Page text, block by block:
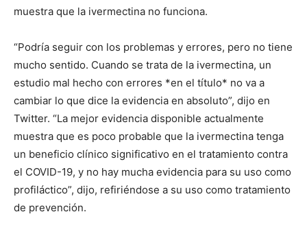
muestra que la ivermectina no funciona.
“Podría seguir con los problemas y errores, pero no tiene
mucho sentido. Cuando se trata de la ivermectina, un
estudio mal hecho con errores *en el título* no va a
cambiar lo que dice la evidencia en absoluto”, dijo en
Twitter. “La mejor evidencia disponible actualmente
muestra que es poco probable que la ivermectina tenga
un beneficio clínico significativo en el tratamiento contra
el COVID-19, y no hay mucha evidencia para su uso como
profiláctico”, dijo, refiriéndose a su uso como tratamiento
de prevención.